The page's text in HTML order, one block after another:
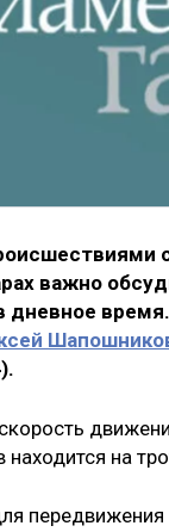
важно
скорость
на